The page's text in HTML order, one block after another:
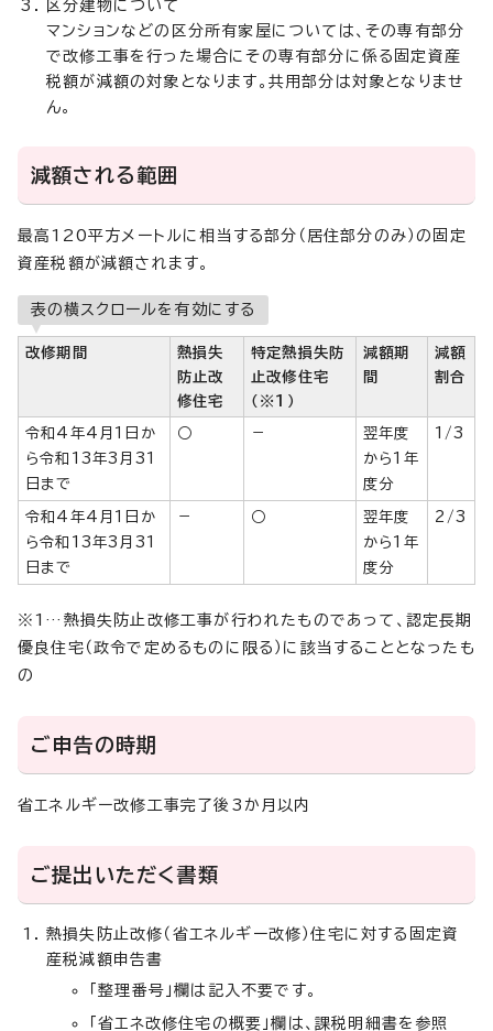
区分建物について
マンションなどの区分所有家屋については、その専有部分
で改修工事を行った場合にその専有部分に係る固定資産
税額が減額の対象となります。共用部分は対象となりませ
ん。
減額される範囲
最高120平方メートルに相当する部分（居住部分のみ）の固定
資産税額が減額されます。
表の横スクロールを有効にする
改修期間
熱損失
防止改
修住宅
特定熱損失防
止改修住宅
（※1）
減額期
間
減額
割合
令和4年4月1日か
ら令和13年3月31
日まで
○ －
翌年度
から1年
度分
1/3
令和4年4月1日か
ら令和13年3月31
日まで
－ ○
翌年度
から1年
度分
2/3
※1…熱損失防止改修工事が行われたものであって、認定長期
優良住宅（政令で定めるものに限る）に該当することとなったも
の
ご申告の時期
省エネルギー改修工事完了後3か月以内
ご提出いただく書類
熱損失防止改修（省エネルギー改修）住宅に対する固定資
産税減額申告書
「整理番号」欄は記入不要です。
「省エネ改修住宅の概要」欄は、課税明細書を参照